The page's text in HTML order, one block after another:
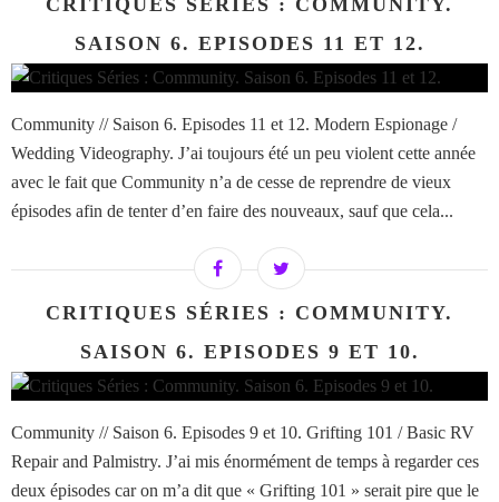
CRITIQUES SÉRIES : COMMUNITY.
SAISON 6. EPISODES 11 ET 12.
Community // Saison 6. Episodes 11 et 12. Modern Espionage /
Wedding Videography. J’ai toujours été un peu violent cette année
avec le fait que Community n’a de cesse de reprendre de vieux
épisodes afin de tenter d’en faire des nouveaux, sauf que cela...
CRITIQUES SÉRIES : COMMUNITY.
SAISON 6. EPISODES 9 ET 10.
Community // Saison 6. Episodes 9 et 10. Grifting 101 / Basic RV
Repair and Palmistry. J’ai mis énormément de temps à regarder ces
deux épisodes car on m’a dit que « Grifting 101 » serait pire que le